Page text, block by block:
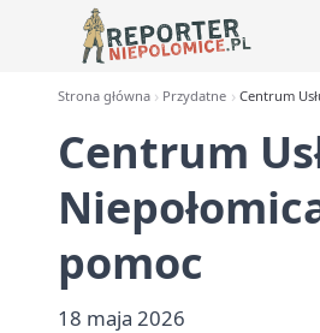
Strona główna Przydatne Centrum
Centrum
pomoc
18 maja 2026